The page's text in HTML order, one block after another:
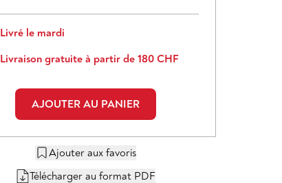
Livré le mardi
Livraison gratuite à partir de 180 CHF
AJOUTER AU PANIER
Ajouter aux favoris
Télécharger au format PDF